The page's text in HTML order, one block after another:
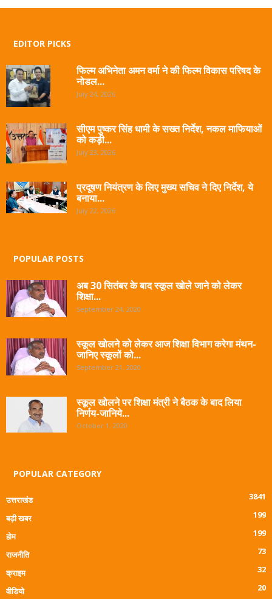
EDITOR PICKS
फिल्म अभिनेता अमन वर्मा ने की फिल्म विकास परिषद के
नोडल...
July 24, 2026
सीएम पुष्कर सिंह धामी के सख्त निर्देश, नकल माफियाओं
को कड़ी...
July 23, 2026
प्रदूषण नियंत्रण के लिए मुख्य सचिव ने दिए निर्देश, ये
बनाया...
July 22, 2026
POPULAR POSTS
अब 30 सितंबर के बाद स्कूल खोले जाने को लेकर
शिक्षा...
September 24, 2020
स्कूल खोलने को लेकर आज शिक्षा विभाग करेगा मंथन-
जानिए स्कूलों को...
September 21, 2020
स्कूल खोलने पर शिक्षा मंत्री ने बैठक के बाद लिया
निर्णय-जानिये...
October 1, 2020
POPULAR CATEGORY
उत्तराखंड
3841
बड़ी खबर
199
होम
199
राजनीति
73
क्राइम
32
वीडियो
20